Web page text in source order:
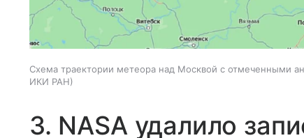
Схема траектории метеора над Москвой с отмеченными
ИКИ РАН
3. NASA удалило